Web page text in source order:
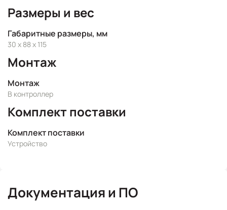
Размеры и вес
Габаритные размеры, мм
30 x 88 x 115
Монтаж
Монтаж
В контроллер
Комплект поставки
Комплект поставки
Устройство
Документация и ПО